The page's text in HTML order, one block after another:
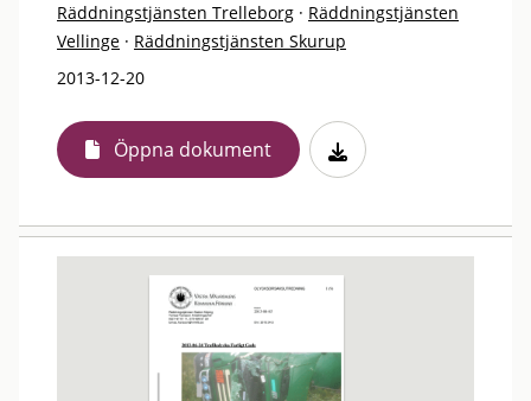
Räddningstjänsten Trelleborg · Räddningstjänsten
Vellinge · Räddningstjänsten Skurup
2013-12-20
Öppna dokument